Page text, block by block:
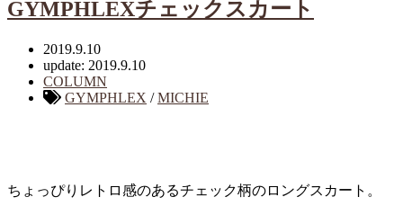
GYMPHLEXチェックスカート
2019.9.10
update: 2019.9.10
COLUMN
GYMPHLEX /MICHIE
ちょっぴりレトロ感のあるチェック柄のロングスカート。